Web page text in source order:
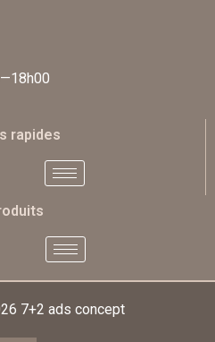
rapides
7+2 ads concept